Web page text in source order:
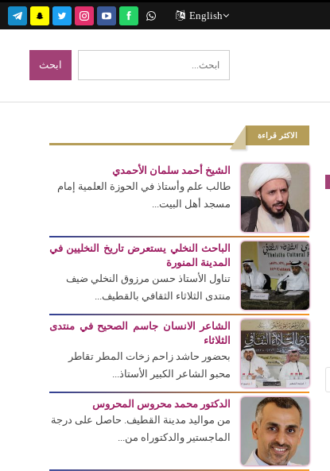
English
الاكثر قراءة
الشيخ أحمد سلمان الأحمدي
طالب علم وأستاذ في الحوزة العلمية إمام
مسجد أهل البيت...
الباحث النخلي يستعرض تاريخ النخليين في
المدينة المنورة
تناول الأستاذ حسن مرزوق النخلي ضيف
منتدى الثلاثاء الثقافي بالقطيف...
الشاعر الانسان جاسم الصحيح في منتدى
الثلاثاء
بحضور حاشد زاحم زخات المطر تقاطر
محبو الشاعر الكبير الأستاذ...
الدكتور محمد محروس المحروس
من مواليد مدينة القطيف. حاصل على درجة
الماجستير والدكتوراه من...